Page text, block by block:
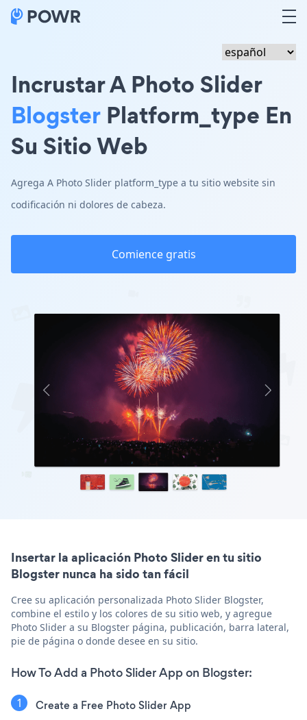
Incrustar A Photo Slider
Blogster Platform_type En
Su Sitio Web
Agrega A Photo Slider platform_type a tu sitio website sin
codificación ni dolores de cabeza.
Comience gratis
Insertar la aplicación Photo Slider en tu sitio
Blogster nunca ha sido tan fácil
Cree su aplicación personalizada Photo Slider Blogster,
combine el estilo y los colores de su sitio web, y agregue
Photo Slider a su Blogster página, publicación, barra lateral,
pie de página o donde desee en su sitio.
How To Add a Photo Slider App on Blogster:
Create a Free Photo Slider App